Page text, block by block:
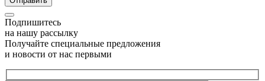
Подпишитесь
на нашу рассылку
Получайте специальные предложения
и новости от нас первыми